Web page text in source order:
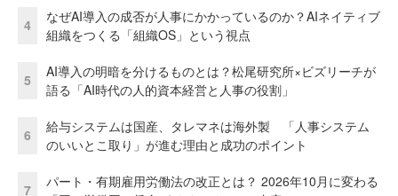
4
なぜAI導入の成否が人事にかかっているのか？AIネイティブ
組織をつくる「組織OS」という視点
5
AI導入の明暗を分けるものとは？松尾研究所×ビズリーチが
語る「AI時代の人的資本経営と人事の役割」
6
給与システムは国産、タレマネは海外製 「人事システム
のいいとこ取り」が進む理由と成功のポイント
7
パート・有期雇用労働法の改正とは？ 2026年10月に変わる